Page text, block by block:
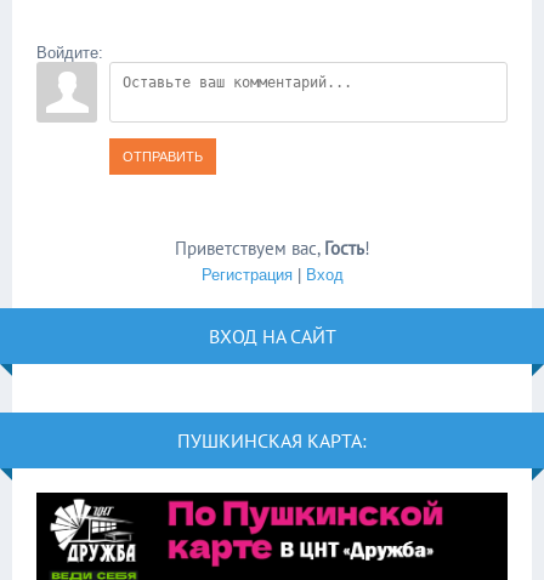
Войдите:
ОТПРАВИТЬ
Приветствуем вас, Гость!
Регистрация| Вход
ВХОД НА САЙТ
ПУШКИНСКАЯ КАРТА: